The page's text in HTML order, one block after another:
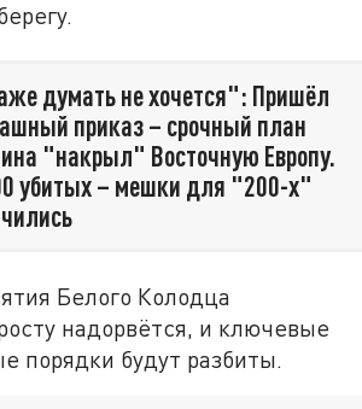
думать не хочется": Пришёл
приказ – срочный план
"накрыл" Восточную Европу.
убитых – мешки для "200-х"
Белого Колодца
надорвётся, и ключевые
порядки будут разбиты.